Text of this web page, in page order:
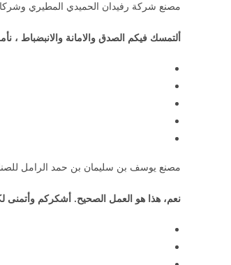
مصنع شركة رفيدان الحميدي المطيري
ألتمسك فيكم الصدق والامانة والانبضباط ،
مصنع يوسف بن سليمان بن حمد الرامل
نعم، هذا هو العمل الصحيح. أشكركم